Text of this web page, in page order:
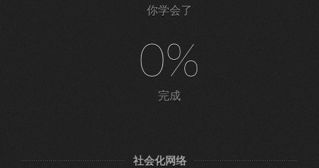
你学会了
0%
完成
社会化网络